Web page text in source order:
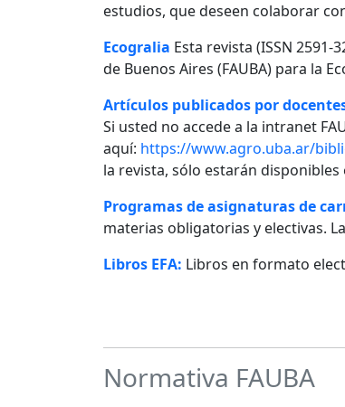
estudios, que deseen colaborar
Ecogralia Esta revista (ISSN
de Buenos Aires (FAUBA) para la
Artículos publicados por
Si usted no accede a la intranet
aquí: https://www.agro.uba.ar/
la revista, sólo estarán
Programas de asignaturas de
materias obligatorias y electivas.
Libros EFA: Libros en formato
Normativa FAUBA